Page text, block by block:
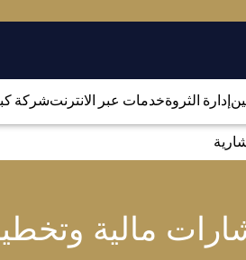
إدارة الثروةخدمات عبر الانترنتشركة
مالية